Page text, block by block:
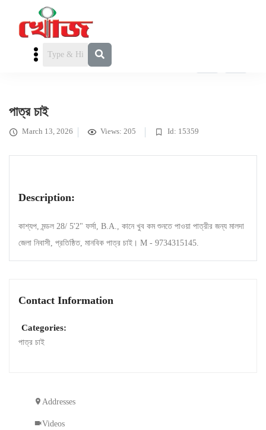
পাত্র চাই
March 13, 2026 Views: 205 Id: 15359
Description:
কাশ্যপ, মন্ডল 28/ 5'2" ফর্সা, B.A., কানে খুব কম শুনতে পাওয়া পাত্রীর জন্য মালদা
জেলা নিবাসী, প্রতিষ্ঠিত, মানবিক পাত্র চাই। M - 9734315145.
Contact Information
Categories:
পাত্র চাই
Addresses
Videos